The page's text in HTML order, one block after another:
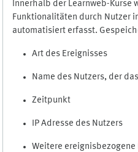
Innerhalb der Learnweb-Kurse
Funktionalitäten durch Nutzer
automatisiert erfasst.
Art des Ereignisses
Name des Nutzers, der
Zeitpunkt
IP Adresse des Nutzers
Weitere ereignisbezogene